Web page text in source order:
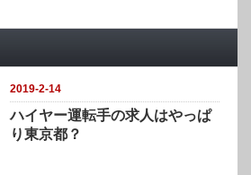
2019-2-14
ハイヤー運転手の求人はやっぱ
り東京都？